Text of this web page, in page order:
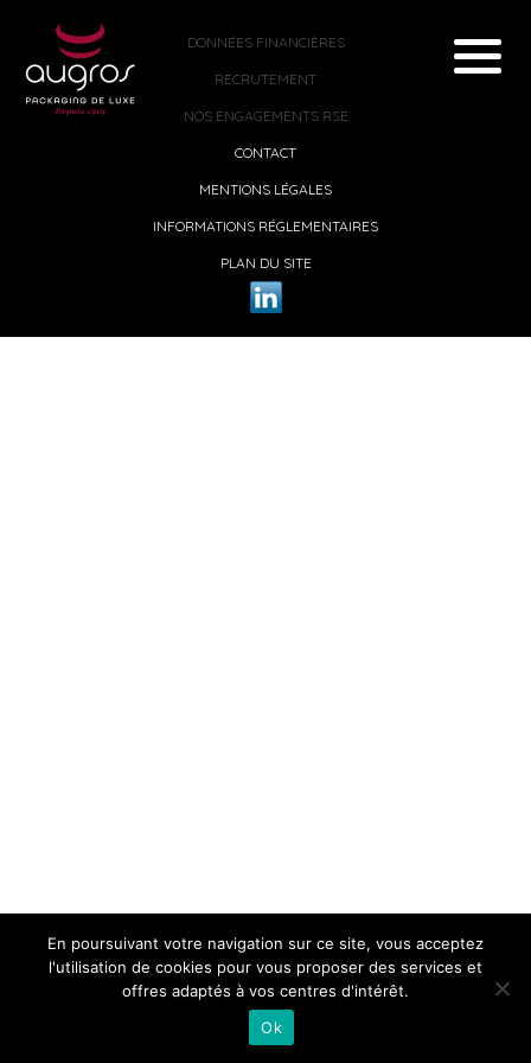
En poursuivant votre navigation sur ce site, vous acceptez
l'utilisation de cookies pour vous proposer des services et
offres adaptés à vos centres d'intérêt.
Ok
DONNÉES FINANCIÈRES
RECRUTEMENT
NOS ENGAGEMENTS RSE
CONTACT
MENTIONS LÉGALES
INFORMATIONS RÉGLEMENTAIRES
PLAN DU SITE